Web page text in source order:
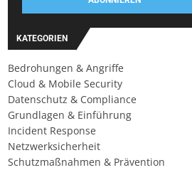
KATEGORIEN
Bedrohungen & Angriffe
Cloud & Mobile Security
Datenschutz & Compliance
Grundlagen & Einführung
Incident Response
Netzwerksicherheit
Schutzmaßnahmen & Prävention